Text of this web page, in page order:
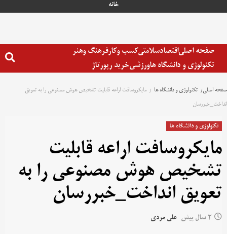
خانه
صفحه اصلیاقتصادسلامتیکسب وکارفرهنگ وهنر
تکنولوژی و دانشگاه هاورزشیخرید رپورتاژ
صفحه اصلی تکنولوژی و دانشگاه ها
مایکروسافت اراعه قابلیت تشخیص هوش مصنوعی را به تعویق
انداخت_خبررسان
تکنولوژی و دانشگاه ها
مایکروسافت اراعه قابلیت
تشخیص هوش مصنوعی را به
تعویق انداخت_خبررسان
2 سال پیش علی مردی